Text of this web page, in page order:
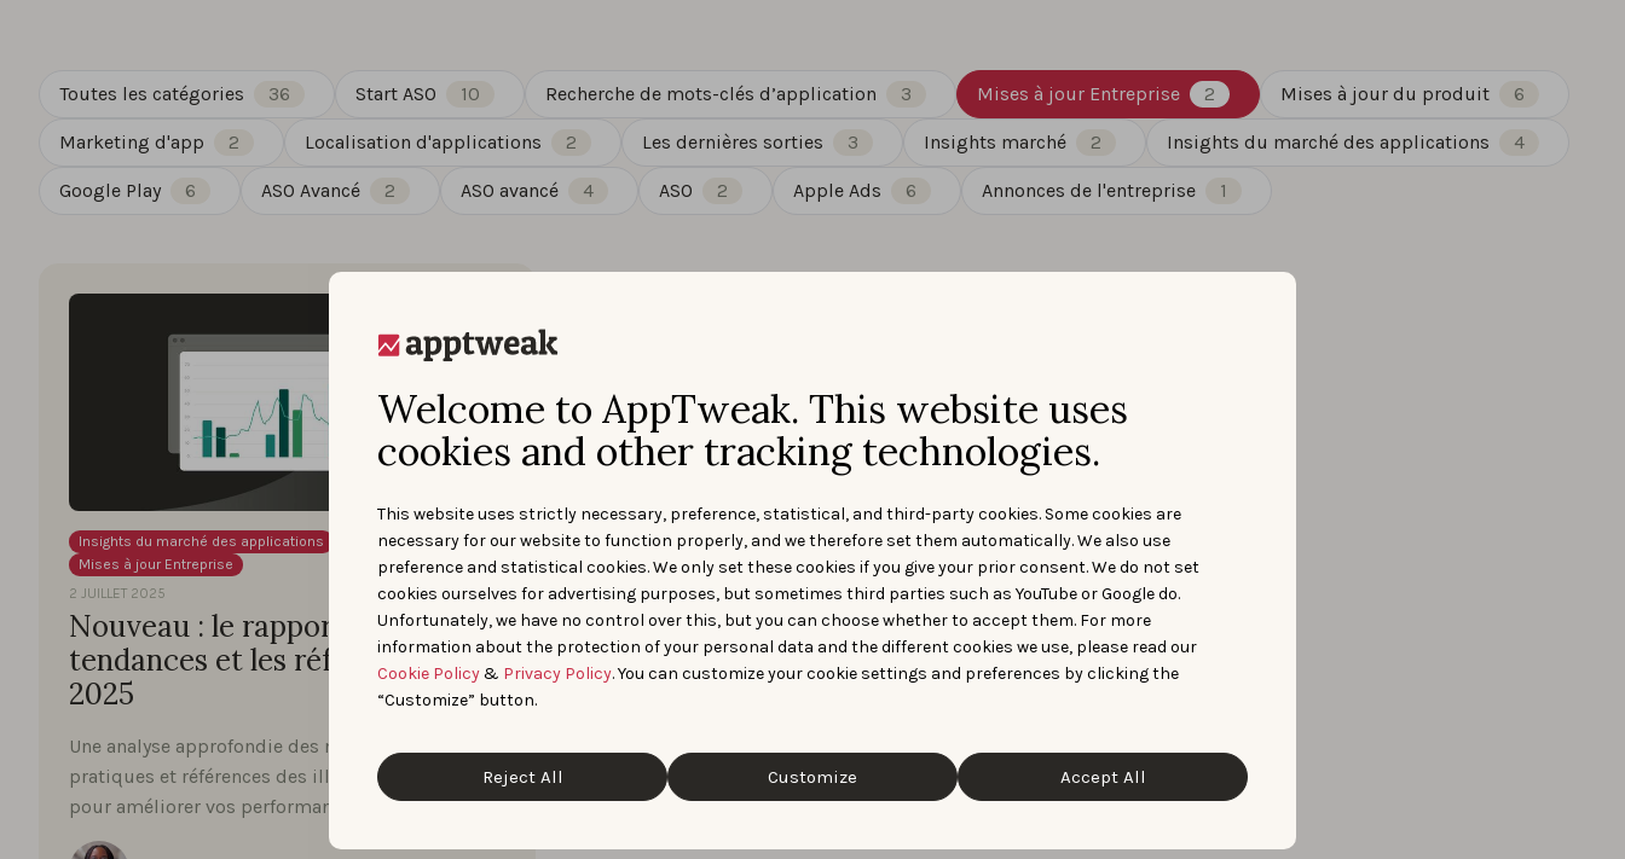
Welcome to AppTweak. This website uses
cookies and other tracking technologies.
This website uses strictly necessary, preference, statistical, and third-party cookies. Some cookies are
necessary for our website to function properly, and we therefore set them automatically. We also use
preference and statistical cookies. We only set these cookies if you give your prior consent. We do not set
cookies ourselves for advertising purposes, but sometimes third parties such as YouTube or Google do.
Unfortunately, we have no control over this, but you can choose whether to accept them. For more
information about the protection of your personal data and the different cookies we use, please read our
Cookie Policy& Privacy Policy. You can customize your cookie settings and preferences by clicking the
“Customize” button.
Reject All Customize Accept All
Toutes les catégories 36 Start ASO 10 Recherche de mots-clés d’application 3 Mises à jour Entreprise 2 Mises à jour du produit 6
Marketing d'app 2 Localisation d'applications 2 Les dernières sorties 3 Insights marché 2 Insights du marché des applications 4
Google Play 6 ASO Avancé 2 ASO avancé 4 ASO 2 Apple Ads 6 Annonces de l'entreprise 1
Insights du marché des applications
Mises à jour Entreprise
2 JUILLET 2025
Nouveau : le rapport sur les
tendances et les références ASO
2025
Une analyse approfondie des meilleures
pratiques et références des illimitées et jeux
pour améliorer vos performances app.